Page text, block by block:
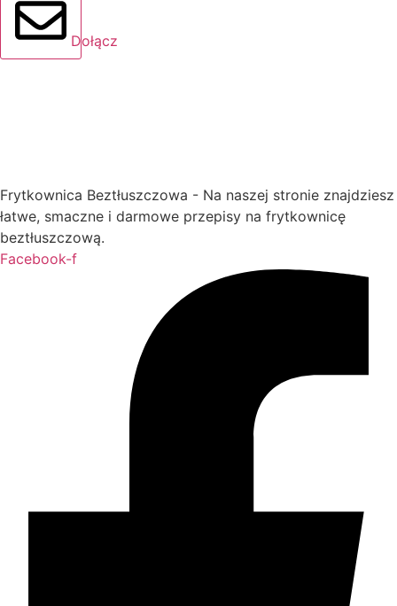
Dołącz
Frytkownica Beztłuszczowa - Na naszej stronie znajdziesz
łatwe, smaczne i darmowe przepisy na frytkownicę
beztłuszczową.
Facebook-f